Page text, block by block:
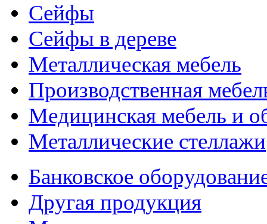
Сейфы
Сейфы в дереве
Металлическая мебель
Производственная
Медицинская мебель и
Металлические стеллажи
Банковское
Другая продукция